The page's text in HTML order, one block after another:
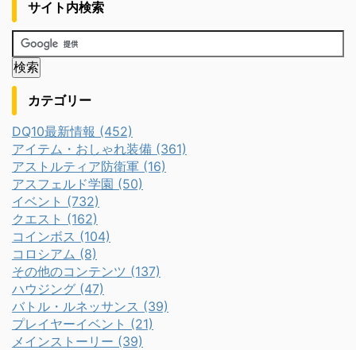
サイト内検索
カテゴリー
DQ10最新情報 (452)
アイテム・おしゃれ装備 (361)
アストルティア防衛軍 (16)
アスフェルド学園 (50)
イベント (732)
クエスト (162)
コインボス (104)
コロシアム (8)
その他のコンテンツ (137)
ハウジング (47)
バトル・ルネッサンス (39)
プレイヤーイベント (21)
メインストーリー (39)